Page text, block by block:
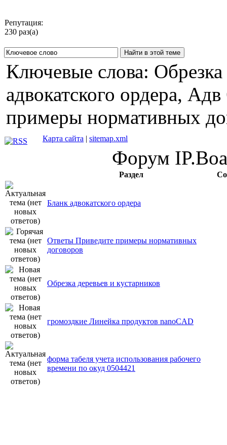
Репутация:
230 раз(а)
Ключевые слова: Обрезка
адвокатского ордера,
примеры нормативных
Карта сайта | sitemap.xml
Форум
Раздел
Бланк адвокатского ордера
Ответы Приведите примеры нормативных
договоров
Обрезка деревьев и кустарников
громоздкие Линейка продуктов nanoCAD
форма табеля учета использования рабочего
времени по окуд 0504421